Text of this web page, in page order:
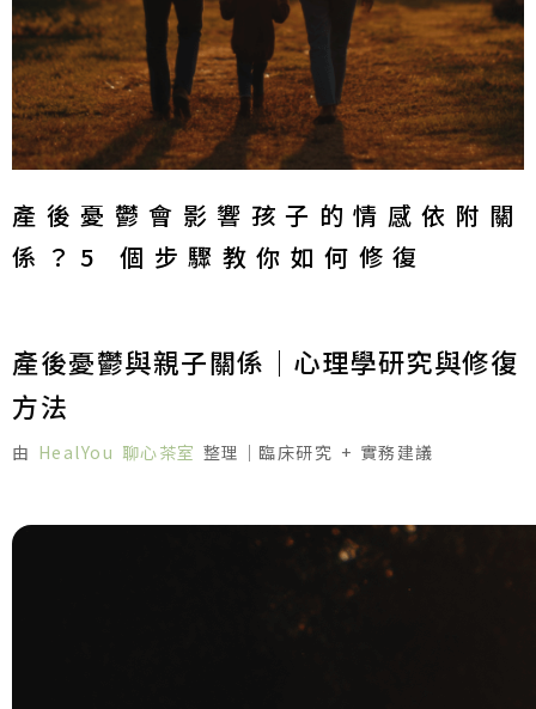
產後憂鬱會影響孩子的情感依附關
係？5 個步驟教你如何修復
產後憂鬱與親子關係｜心理學研究與修復
方法
由 HealYou 聊心茶室 整理｜臨床研究 + 實務建議